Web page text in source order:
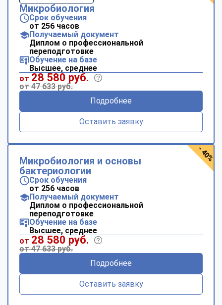
Микробиология
Срок обучения
от 256 часов
Получаемый документ
Диплом о профессиональной
переподготовке
Обучение на базе
Высшее, среднее
от 28 580 руб.
от 47 633 руб.
Подробнее
Оставить заявку
Микробиология и основы
бактериологии
Срок обучения
от 256 часов
Получаемый документ
Диплом о профессиональной
переподготовке
Обучение на базе
Высшее, среднее
от 28 580 руб.
от 47 633 руб.
Подробнее
Оставить заявку
- 40%